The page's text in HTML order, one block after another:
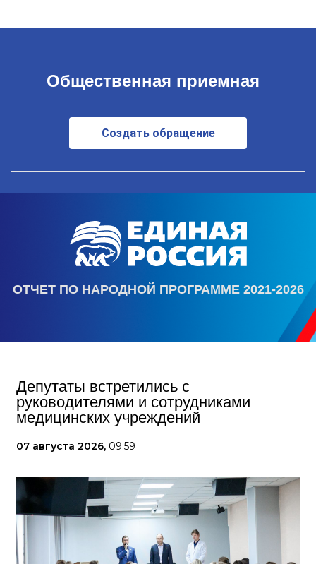
Общественная приемная
Создать обращение
ОТЧЕТ ПО НАРОДНОЙ ПРОГРАММЕ 2021-2026
Депутаты встретились с
руководителями и сотрудниками
медицинских учреждений
07 августа 2026, 09:59